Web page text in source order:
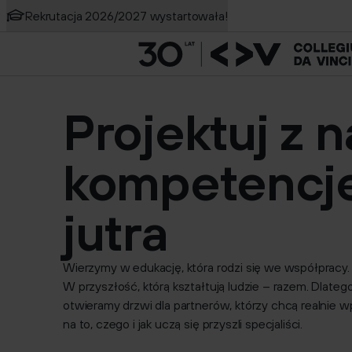
Rekrutacja 2026/2027 wystartowała!
Szukaj na stronie
Testowanie gier Nowość
Projektuj z
jutra
Wierzymy w edukację, która rodzi się we współpracy.
W przyszłość, którą kształtują ludzie – razem.
otwieramy drzwi dla partnerów, którzy chcą realnie
na to, czego i jak uczą się przyszli specjaliści.